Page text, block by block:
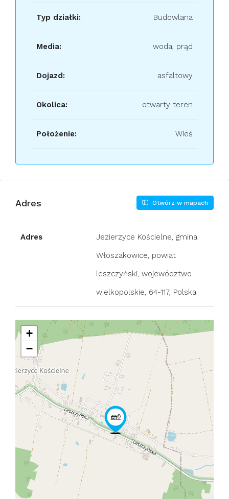
Typ działki: Budowlana
Media: woda, prąd
Dojazd: asfaltowy
Okolica: otwarty teren
Położenie: Wieś
Adres Otwórz w mapach
Adres
Jezierzyce Kościelne, gmina
Włoszakowice, powiat
leszczyński, województwo
wielkopolskie, 64-117, Polska
+
−